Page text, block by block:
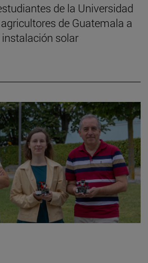
de la Universidad
de Guatemala a
solar